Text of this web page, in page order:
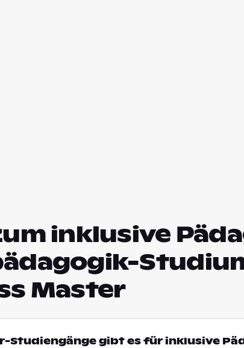
inklusive
Master
Studiengänge gibt es für inklusive